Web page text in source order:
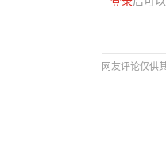
网友评论仅供